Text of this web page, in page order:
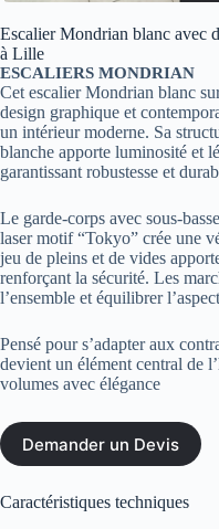
Escalier Mondrian blanc avec
à Lille
ESCALIERS MONDRIAN
Cet escalier Mondrian blanc
design graphique et
un intérieur moderne. Sa
blanche apporte luminosité et
garantissant robustesse et
Le garde-corps avec sous-
laser motif “Tokyo” crée une
jeu de pleins et de vides
renforçant la sécurité. Les
l’ensemble et équilibrer
Pensé pour s’adapter aux
devient un élément central de
volumes avec élégance
Demander un Devis
Caractéristiques techniques